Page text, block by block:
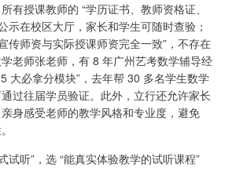
有授课教师的 “学历证书、教师资格证、
示在校区大厅，家长和学生可随时查验；
传师资与实际授课师资完全一致”，不存在
老师张老师，有 8 年广州艺考数学辅导经
大必拿分模块”，去年帮 30 多名学生数学
过往届学员验证。此外，立行还允许家长
身感受老师的教学风格和专业度，避免
试听”，选 “能真实体验教学的试听课程”